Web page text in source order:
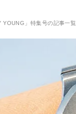
YOUNG」特集号の記事一覧